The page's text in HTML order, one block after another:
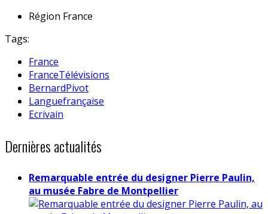
Région France
Tags:
France
FranceTélévisions
BernardPivot
Languefrançaise
Ecrivain
Dernières actualités
Remarquable entrée du designer Pierre Paulin,
au musée Fabre de Montpellier